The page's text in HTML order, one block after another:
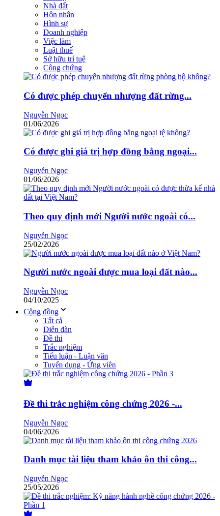
Nhà đất
Hôn nhân
Hình sự
Doanh nghiệp
Việc làm
Luật thuế
Sở hữu trí tuệ
Công chứng
Có được phép chuyển nhượng đất rừng...
Nguyễn Ngọc
01/06/2026
Có được ghi giá trị hợp đồng bằng ngoại...
Nguyễn Ngọc
01/06/2026
Theo quy định mới Người nước ngoài có...
Nguyễn Ngọc
25/02/2026
Người nước ngoài được mua loại đất nào...
Nguyễn Ngọc
04/10/2025
Cộng đồng
Tất cả
Diễn đàn
Đề thi
Trắc nghiệm
Tiểu luận - Luận văn
Tuyển dụng - Ứng viên
Đề thi trắc nghiệm công chứng 2026 -...
Nguyễn Ngọc
04/06/2026
Danh mục tài liệu tham khảo ôn thi công...
Nguyễn Ngọc
25/05/2026